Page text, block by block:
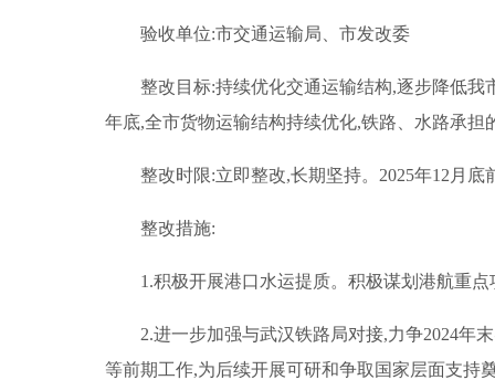
验收单位:市交通运输局、市发改委
整改目标:持续优化交通运输结构,逐步降低我
年底,全市货物运输结构持续优化,铁路、水路承担
整改时限:立即整改,长期坚持。2025年12月底
整改措施:
1.积极开展港口水运提质。积极谋划港航重
2.进一步加强与武汉铁路局对接,力争2024年
等前期工作,为后续开展可研和争取国家层面支持